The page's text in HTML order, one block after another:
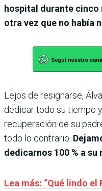
hospital durante cinco
otra vez que no había
Lejos de resignarse,
dedicar todo su tiempo
recuperación de su
todo lo contrario.
dedicarnos 100 % a su
Lea más: “Qué lindo